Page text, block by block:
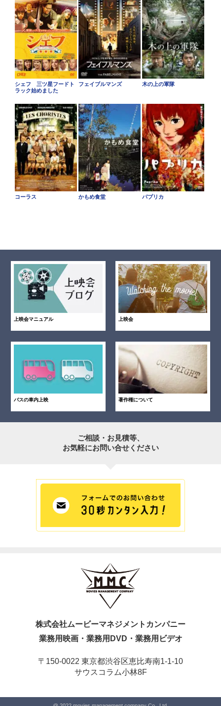
シェフ 三ツ星フードト
ラック始めました
フェイブルマンズ 木の上の軍隊
コーラス かもめ食堂 パプリカ
上映会マニュアル 上映会
バスの車内上映 著作権について
ご相談・お見積等、
お気軽にお問い合せください
株式会社ムービーマネジメントカンパニー
業務用映画・業務用DVD・業務用ビデオ
〒150-0022 東京都渋谷区恵比寿南1-1-10
サウスコラム小林8F